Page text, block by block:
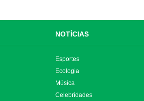
NOTÍCIAS
Esportes
Ecologia
Música
Celebridades